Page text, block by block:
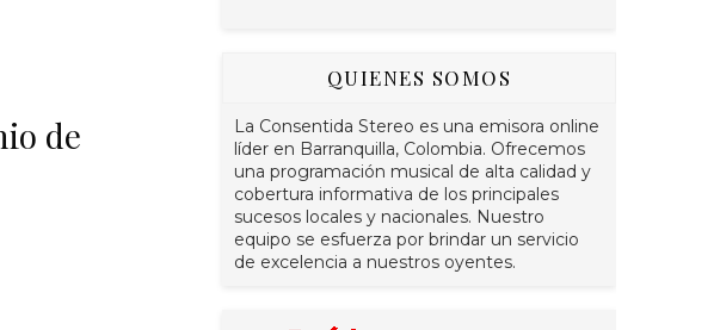
de
QUIENES SOMOS
La Consentida Stereo es una emisora online
líder en Barranquilla, Colombia. Ofrecemos
una programación musical de alta calidad y
cobertura informativa de los principales
sucesos locales y nacionales. Nuestro
equipo se esfuerza por brindar un servicio
de excelencia a nuestros oyentes.